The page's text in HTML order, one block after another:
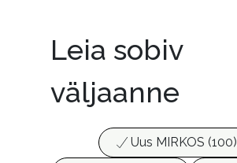
Leia sobiv
väljaanne
Uus MIRKOS (100)